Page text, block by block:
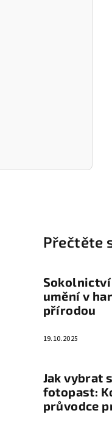
Přečtěte
umění v
přírodou
19.10.2025
Jak vybrat
fotopast:
průvodce